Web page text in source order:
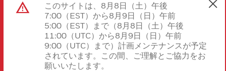
このサイトは、8月8日（土）午後
7:00（EST）から8月9日（日）午前
5:00（EST）まで（8月8日（土）午後
11:00（UTC）から8月9日（日）午前
9:00（UTC）まで）計画メンテナンスが予定
されています。この間、ご理解とご協力をお
願いいたします。